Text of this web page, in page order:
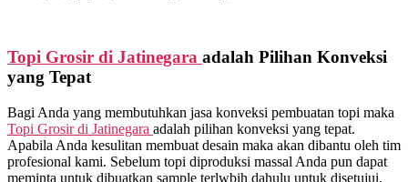
Topi Grosir di Jatinegara adalah Pilihan Konveksi
yang Tepat
Bagi Anda yang membutuhkan jasa konveksi pembuatan topi maka
Topi Grosir di Jatinegara adalah pilihan konveksi yang tepat.
Apabila Anda kesulitan membuat desain maka akan dibantu oleh tim
profesional kami. Sebelum topi diproduksi massal Anda pun dapat
meminta untuk dibuatkan sample terlwbih dahulu untuk disetujui.